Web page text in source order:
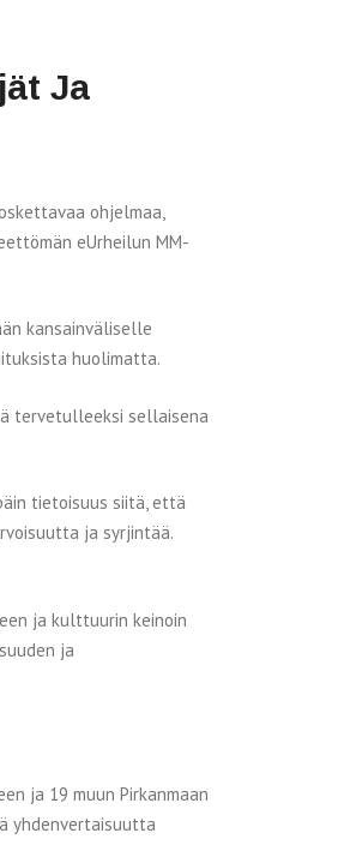
Ja
ohjelmaa,
eUrheilun MM-
kansainväliselle
huolimatta.
tervetulleeksi sellaisena
tietoisuus siitä, että
ja syrjintää.
ja kulttuurin keinoin
ja
ja 19 muun Pirkanmaan
yhdenvertaisuutta